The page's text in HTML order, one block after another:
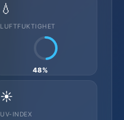
💧
LUFTFUKTIGHET
48%
☀️
UV-INDEX